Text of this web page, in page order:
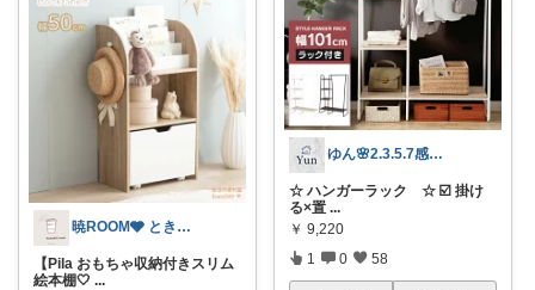
暁ROOM🩶 ときめく暮らしのセレクト
【Pila おもちゃ収納付きスリム
絵本棚🤍 ...
ゆん🌸2.3.5.7感謝✨
☆ ハンガーラック ☆ ☑️ 掛け
る×置 ...
￥ 9,220
1 0 58